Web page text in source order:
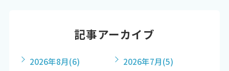
記事アーカイブ
2026年8月(6) 2026年7月(5)